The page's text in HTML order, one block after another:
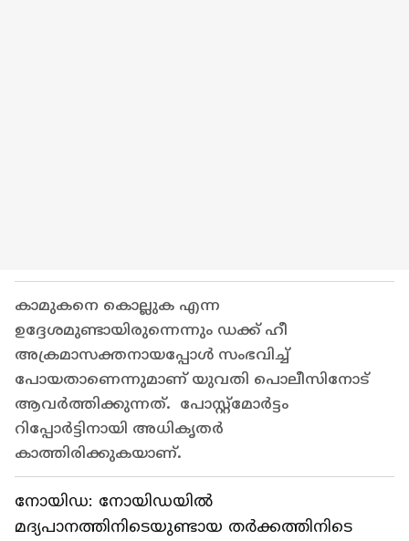
കാമുകനെ കൊല്ലുക എന്ന
ഉദ്ദേശമുണ്ടായിരുന്നെന്നും ഡക്ക് ഹീ
അക്രമാസക്തനായപ്പോൾ സംഭവിച്ച്
പോയതാണെന്നുമാണ് യുവതി പൊലീസിനോട്
ആവർത്തിക്കുന്നത്. പോസ്റ്റ്‌മോർട്ടം
റിപ്പോർട്ടിനായി അധികൃതർ
കാത്തിരിക്കുകയാണ്.
നോയിഡ: നോയിഡയിൽ
മദ്യപാനത്തിനിടെയുണ്ടായ തർക്കത്തിനിടെ